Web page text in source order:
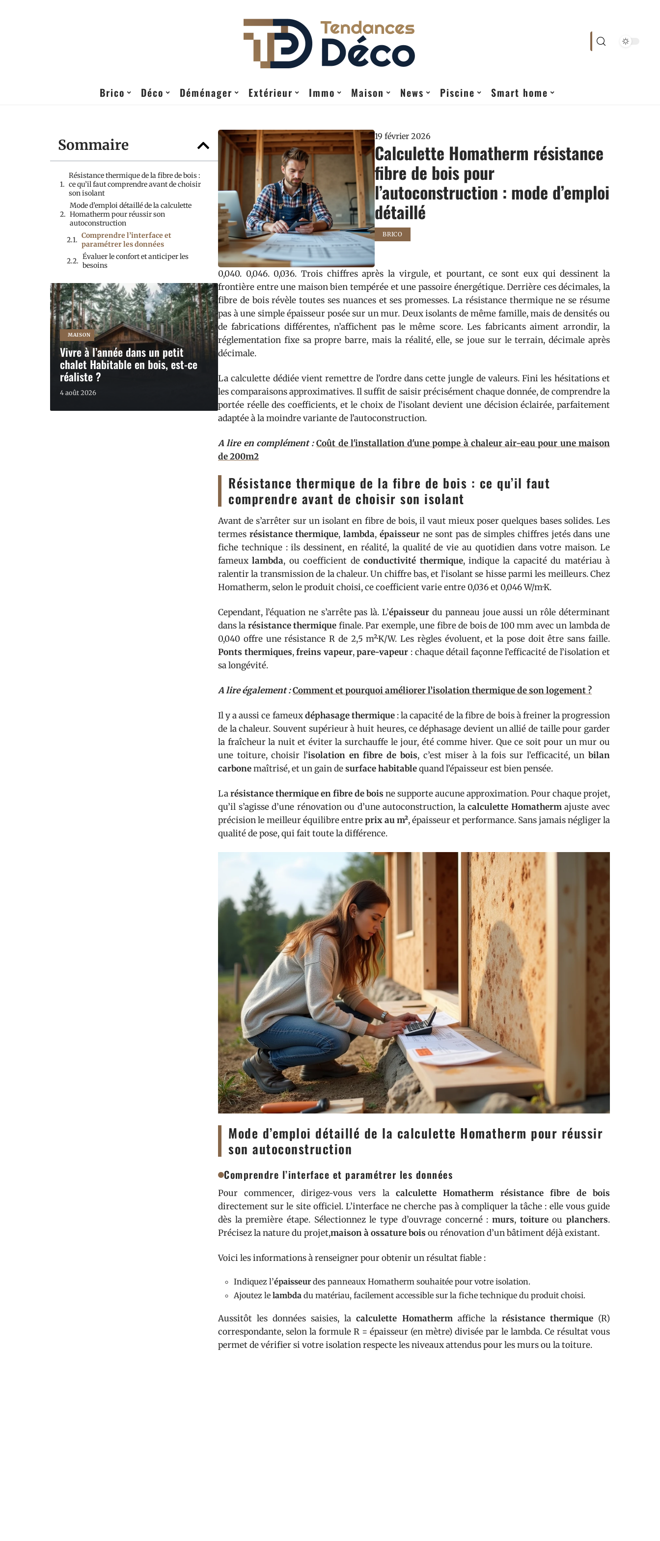
Brico Déco Déménager Extérieur Immo Maison News Piscine Smart home
Sommaire
Résistance thermique de la fibre de bois :
ce qu’il faut comprendre avant de choisir
son isolant
Mode d’emploi détaillé de la calculette
Homatherm pour réussir son
autoconstruction
Comprendre l’interface et
paramétrer les données
Évaluer le confort et anticiper les
besoins
MAISON
Vivre à l’année dans un petit
chalet Habitable en bois, est-ce
réaliste ?
4 août 2026
19 février 2026
Calculette Homatherm résistance
fibre de bois pour
l’autoconstruction : mode d’emploi
détaillé
BRICO
0,040. 0,046. 0,036. Trois chiffres après la virgule, et pourtant, ce sont eux qui dessinent la
frontière entre une maison bien tempérée et une passoire énergétique. Derrière ces décimales, la
fibre de bois révèle toutes ses nuances et ses promesses. La résistance thermique ne se résume
pas à une simple épaisseur posée sur un mur. Deux isolants de même famille, mais de densités ou
de fabrications différentes, n’affichent pas le même score. Les fabricants aiment arrondir, la
réglementation fixe sa propre barre, mais la réalité, elle, se joue sur le terrain, décimale après
décimale.
La calculette dédiée vient remettre de l’ordre dans cette jungle de valeurs. Fini les hésitations et
les comparaisons approximatives. Il suffit de saisir précisément chaque donnée, de comprendre la
portée réelle des coefficients, et le choix de l’isolant devient une décision éclairée, parfaitement
adaptée à la moindre variante de l’autoconstruction.
A lire en complément : Coût de l'installation d'une pompe à chaleur air-eau pour une maison
de 200m2
Résistance thermique de la fibre de bois : ce qu’il faut
comprendre avant de choisir son isolant
Avant de s’arrêter sur un isolant en fibre de bois, il vaut mieux poser quelques bases solides. Les
termes résistance thermique,lambda, épaisseurne sont pas de simples chiffres jetés dans une
fiche technique : ils dessinent, en réalité, la qualité de vie au quotidien dans votre maison. Le
fameuxlambda, ou coefficient deconductivité thermique, indique la capacité du matériau à
ralentir la transmission de la chaleur. Un chiffre bas, et l’isolant se hisse parmi les meilleurs. Chez
Homatherm, selon le produit choisi, ce coefficient varie entre 0,036 et 0,046 W/m·K.
Cependant, l’équation ne s’arrête pas là. L’épaisseur du panneau joue aussi un rôle déterminant
dans la résistance thermique finale. Par exemple, une fibre de bois de 100 mm avec un lambda de
0,040 offre une résistance R de 2,5 m²·K/W. Les règles évoluent, et la pose doit être sans faille.
Ponts thermiques,freins vapeur,pare-vapeur : chaque détail façonne l’efficacité de l’isolation et
sa longévité.
A lire également :Comment et pourquoi améliorer l’isolation thermique de son logement ?
Il y a aussi ce fameuxdéphasage thermique: la capacité de la fibre de bois à freiner la progression
de la chaleur. Souvent supérieur à huit heures, ce déphasage devient un allié de taille pour garder
la fraîcheur la nuit et éviter la surchauffe le jour, été comme hiver. Que ce soit pour un mur ou
une toiture, choisir l’isolation en fibre de bois, c’est miser à la fois sur l’efficacité, un bilan
carbonemaîtrisé, et un gain desurface habitablequand l’épaisseur est bien pensée.
Larésistance thermique en fibre de bois ne supporte aucune approximation. Pour chaque projet,
qu’il s’agisse d’une rénovation ou d’une autoconstruction, lacalculette Homathermajuste avec
précision le meilleur équilibre entreprix au m², épaisseur et performance. Sans jamais négliger la
qualité de pose, qui fait toute la différence.
Mode d’emploi détaillé de la calculette Homatherm pour réussir
son autoconstruction
Comprendre l’interface et paramétrer les données
Pour commencer, dirigez-vous vers la calculette Homatherm résistance fibre de bois
directement sur le site officiel. L’interface ne cherche pas à compliquer la tâche : elle vous guide
dès la première étape. Sélectionnez le type d’ouvrage concerné : murs, toitureouplanchers.
Précisez la nature du projet,maison à ossature bois ou rénovation d’un bâtiment déjà existant.
Voici les informations à renseigner pour obtenir un résultat fiable :
Indiquez l’épaisseur des panneaux Homatherm souhaitée pour votre isolation.
Ajoutez le lambda du matériau, facilement accessible sur la fiche technique du produit choisi.
Aussitôt les données saisies, lacalculette Homathermaffiche la résistance thermique(R)
correspondante, selon la formule R = épaisseur (en mètre) divisée par le lambda. Ce résultat vous
permet de vérifier si votre isolation respecte les niveaux attendus pour les murs ou la toiture.